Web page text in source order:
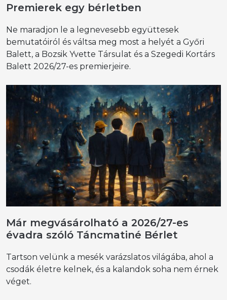
Premierek egy bérletben
Ne maradjon le a legnevesebb együttesek
bemutatóiról és váltsa meg most a helyét a Győri
Balett, a Bozsik Yvette Társulat és a Szegedi Kortárs
Balett 2026/27-es premierjeire.
Már megvásárolható a 2026/27-es
évadra szóló Táncmatiné Bérlet
Tartson velünk a mesék varázslatos világába, ahol a
csodák életre kelnek, és a kalandok soha nem érnek
véget.